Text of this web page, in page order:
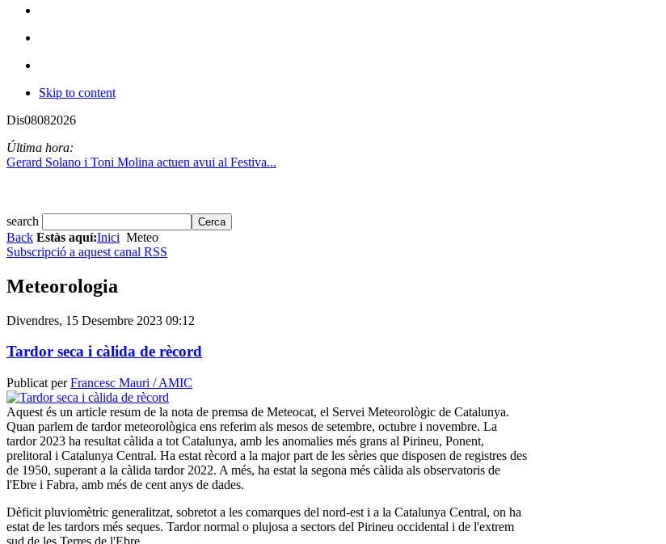
Skip to content
Dis08082026
Última hora:
Gerard Solano i Toni Molina actuen avui al Festiva...
search
Back Estàs aquí:Inici Meteo
Subscripció a aquest canal RSS
Meteorologia
Divendres, 15 Desembre 2023 09:12
Tardor seca i càlida de rècord
Publicat perFrancesc Mauri / AMIC
Aquest és un article resum de la nota de premsa de Meteocat, el Servei Meteorològic de Catalunya.
Quan parlem de tardor meteorològica ens referim als mesos de setembre, octubre i novembre. La
tardor 2023 ha resultat càlida a tot Catalunya, amb les anomalies més grans al Pirineu, Ponent,
prelitoral i Catalunya Central. Ha estat rècord a la major part de les sèries que disposen de registres des
de 1950, superant a la càlida tardor 2022. A més, ha estat la segona més càlida als observatoris de
l'Ebre i Fabra, amb més de cent anys de dades.
Dèficit pluviomètric generalitzat, sobretot a les comarques del nord-est i a la Catalunya Central, on ha
estat de les tardors més seques. Tardor normal o plujosa a sectors del Pirineu occidental i de l'extrem